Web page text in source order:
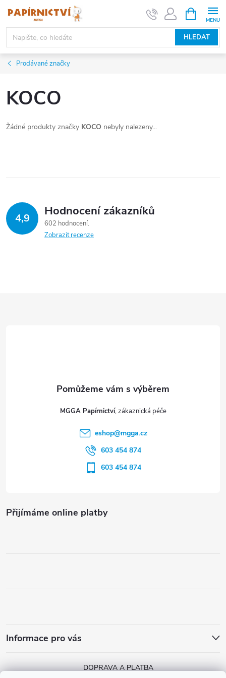
obsah
HLEDAT
NÁKUPNÍ
KOŠÍK
Prodávané značky
KOCO
Žádné produkty značky KOCO nebyly nalezeny...
4,9 Hodnocení zákazníků
602 hodnocení
Zobrazit recenze
Přijímáme online platby
MGGA Papírnictví
eshop@mgga.cz
603 454 874
603 454 874
Informace pro vás
DOPRAVA A PLATBA